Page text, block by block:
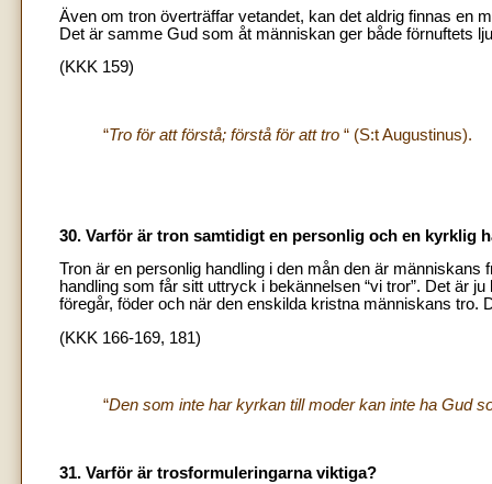
Även om tron överträffar vetandet, kan det aldrig finnas en
Det är samme Gud som åt människan ger både förnuftets
(KKK 159)
“Tro för att förstå; förstå för att tro “ (S:t Augustinus).
30. Varför är tron samtidigt en personlig och en kyrklig
Tron är en personlig handling i den mån den är
handling som får sitt uttryck i bekännelsen “vi tror”. Det är
föregår, föder och när den enskilda kristna människans tro.
(KKK 166-169, 181)
“Den som inte har kyrkan till moder kan inte ha Gud
31. Varför är trosformuleringarna viktiga?